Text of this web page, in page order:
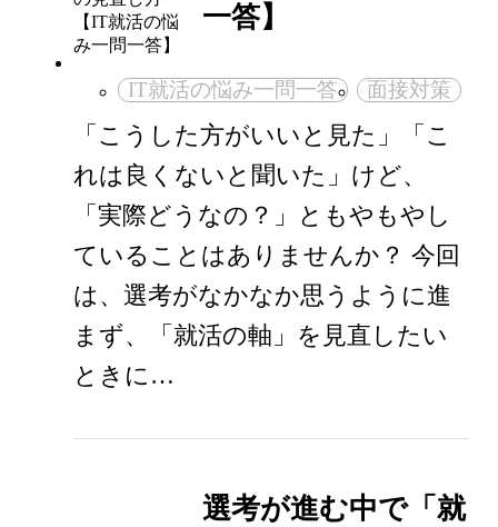
一答】
IT就活の悩み一問一答 面接対策
「こうした方がいいと見た」「こ
れは良くないと聞いた」けど、
「実際どうなの？」ともやもやし
ていることはありませんか？ 今回
は、選考がなかなか思うように進
まず、「就活の軸」を見直したい
ときに…
選考が進む中で「就